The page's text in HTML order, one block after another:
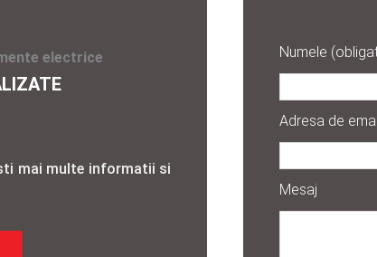
electrice
mai multe informatii si
Numele
Adresa de
Mesaj